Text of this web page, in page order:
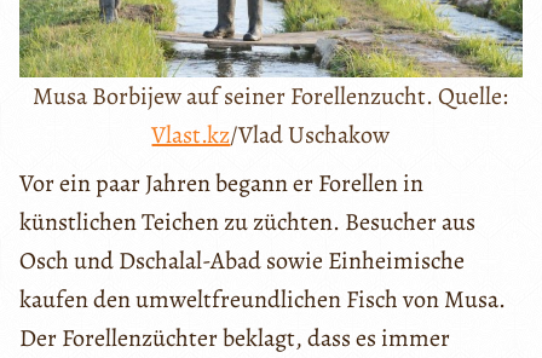
Musa Borbijew auf seiner Forellenzucht. Quelle:
Vlast.kz/Vlad Uschakow
Vor ein paar Jahren begann er Forellen in
künstlichen Teichen zu züchten. Besucher aus
Osch und Dschalal-Abad sowie Einheimische
kaufen den umweltfreundlichen Fisch von Musa.
Der Forellenzüchter beklagt, dass es immer